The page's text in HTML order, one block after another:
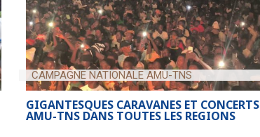
CAMPAGNE NATIONALE AMU-TNS
GIGANTESQUES CARAVANES ET CONCERTS
AMU-TNS DANS TOUTES LES REGIONS